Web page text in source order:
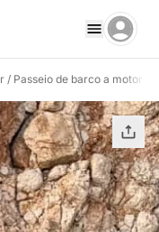
/ Passeio de barco a motor